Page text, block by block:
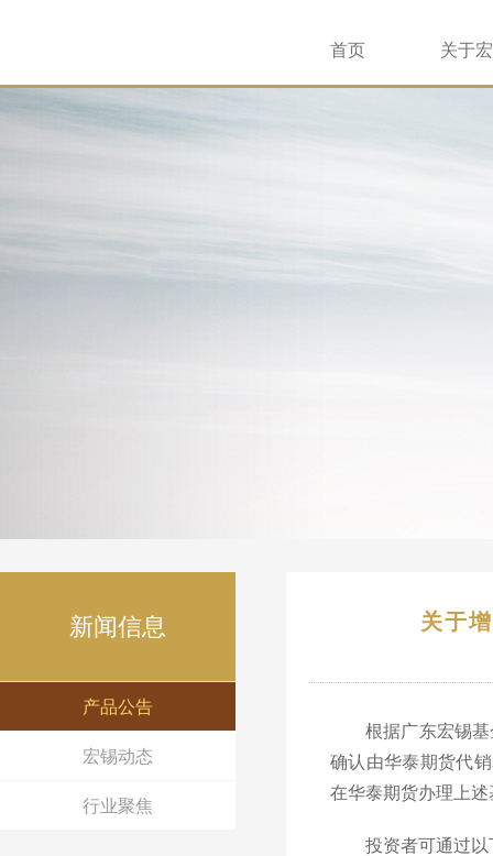
首页 关于
新闻信息
产品公告
宏锡动态
行业聚焦
关于
根据广东宏锡
确认由华泰期货代
在华泰期货办理上
投资者可通过